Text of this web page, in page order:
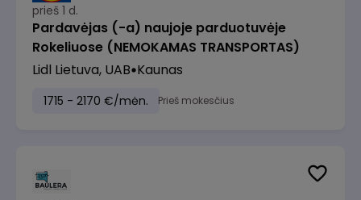
prieš 1 d.
Pardavėjas (-a) naujoje parduotuvėje
Rokeliuose (NEMOKAMAS TRANSPORTAS)
Lidl Lietuva, UAB Kaunas
1715 - 2170 €/mėn. Prieš mokesčius